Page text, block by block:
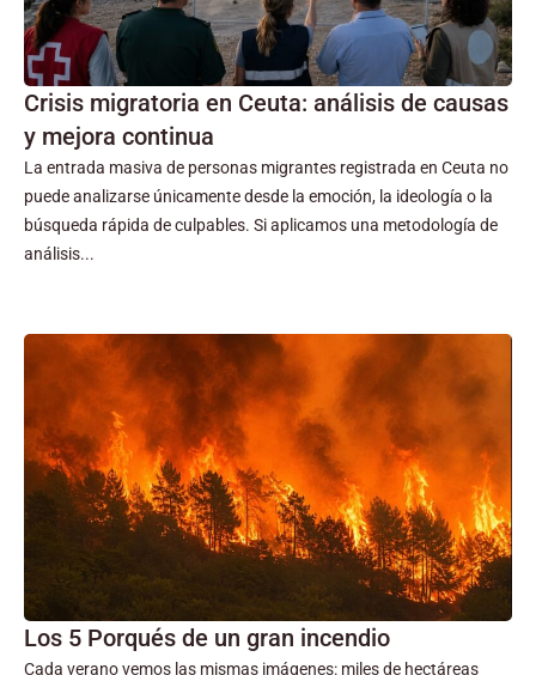
Crisis migratoria en Ceuta: análisis de causas
y mejora continua
La entrada masiva de personas migrantes registrada en Ceuta no
puede analizarse únicamente desde la emoción, la ideología o la
búsqueda rápida de culpables. Si aplicamos una metodología de
análisis...
Los 5 Porqués de un gran incendio
Cada verano vemos las mismas imágenes: miles de hectáreas